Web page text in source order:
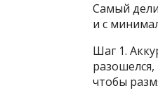
Самый
и с
Шаг 1.
чтобы